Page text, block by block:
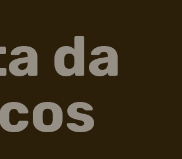
da